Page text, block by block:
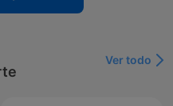
Ver todo